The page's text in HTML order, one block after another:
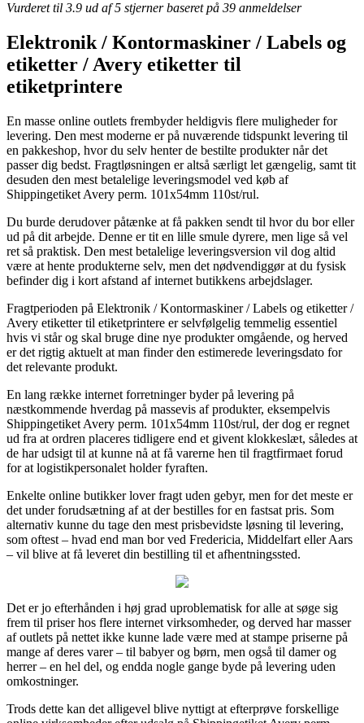
Vurderet til 3.9 ud af 5 stjerner baseret på 39 anmeldelser
Elektronik / Kontormaskiner / Labels og
etiketter / Avery etiketter til
etiketprintere
En masse online outlets frembyder heldigvis flere muligheder for
levering. Den mest moderne er på nuværende tidspunkt levering til
en pakkeshop, hvor du selv henter de bestilte produkter når det
passer dig bedst. Fragtløsningen er altså særligt let gængelig, samt tit
desuden den mest betalelige leveringsmodel ved køb af
Shippingetiket Avery perm. 101x54mm 110st/rul.
Du burde derudover påtænke at få pakken sendt til hvor du bor eller
ud på dit arbejde. Denne er tit en lille smule dyrere, men lige så vel
ret så praktisk. Den mest betalelige leveringsversion vil dog altid
være at hente produkterne selv, men det nødvendiggør at du fysisk
befinder dig i kort afstand af internet butikkens arbejdslager.
Fragtperioden på Elektronik / Kontormaskiner / Labels og etiketter /
Avery etiketter til etiketprintere er selvfølgelig temmelig essentiel
hvis vi står og skal bruge dine nye produkter omgående, og herved
er det rigtig aktuelt at man finder den estimerede leveringsdato for
det relevante produkt.
En lang række internet forretninger byder på levering på
næstkommende hverdag på massevis af produkter, eksempelvis
Shippingetiket Avery perm. 101x54mm 110st/rul, der dog er regnet
ud fra at ordren placeres tidligere end et givent klokkeslæt, således at
de har udsigt til at kunne nå at få varerne hen til fragtfirmaet forud
for at logistikpersonalet holder fyraften.
Enkelte online butikker lover fragt uden gebyr, men for det meste er
det under forudsætning af at der bestilles for en fastsat pris. Som
alternativ kunne du tage den mest prisbevidste løsning til levering,
som oftest – hvad end man bor ved Fredericia, Middelfart eller Aars
– vil blive at få leveret din bestilling til et afhentningssted.
Det er jo efterhånden i høj grad uproblematisk for alle at søge sig
frem til priser hos flere internet virksomheder, og derved har masser
af outlets på nettet ikke kunne lade være med at stampe priserne på
mange af deres varer – til babyer og børn, men også til damer og
herrer – en hel del, og endda nogle gange byde på levering uden
omkostninger.
Trods dette kan det alligevel blive nyttigt at efterprøve forskellige